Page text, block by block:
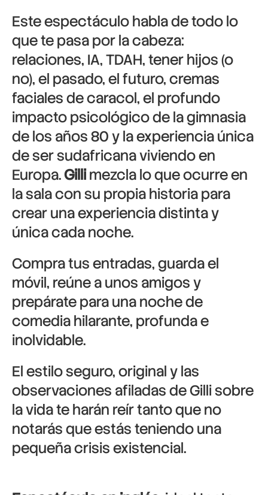
Este espectáculo habla de todo lo
que te pasa por la cabeza:
relaciones, IA, TDAH, tener hijos (o
no), el pasado, el futuro, cremas
faciales de caracol, el profundo
impacto psicológico de la gimnasia
de los años 80 y la experiencia única
de ser sudafricana viviendo en
Europa.Gillimezcla lo que ocurre en
la sala con su propia historia para
crear una experiencia distinta y
única cada noche.
Compra tus entradas, guarda el
móvil, reúne a unos amigos y
prepárate para una noche de
comedia hilarante, profunda e
inolvidable.
El estilo seguro, original y las
observaciones afiladas de Gilli sobre
la vida te harán reír tanto que no
notarás que estás teniendo una
pequeña crisis existencial.